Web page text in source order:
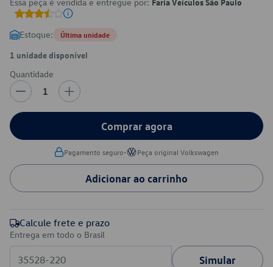
Estoque: Última unidade
1 unidade disponível
Quantidade
1
Comprar agora
Pagamento seguro• Peça original Volkswagen
Adicionar ao carrinho
Calcule frete e prazo
Entrega em todo o Brasil
Simular